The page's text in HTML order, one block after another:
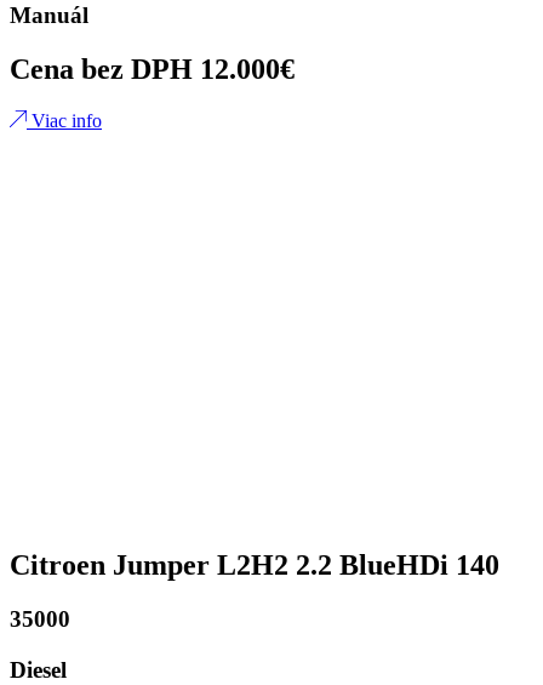
Manuál
Cena bez DPH 12.000€
Viac info
Citroen Jumper L2H2 2.2 BlueHDi 140
35000
Diesel